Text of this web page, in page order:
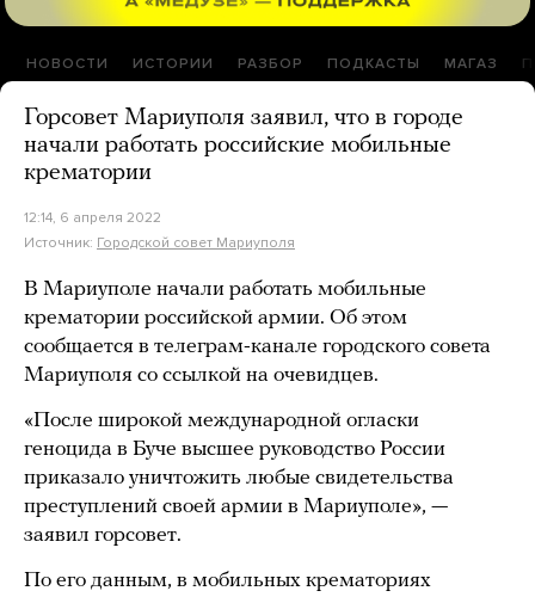
НОВОСТИ ИСТОРИИ РАЗБОР ПОДКАСТЫ МАГАЗ
Горсовет Мариуполя заявил, что в городе
начали работать российские мобильные
крематории
12:14, 6 апреля 2022
Источник: Городской совет Мариуполя
В Мариуполе начали работать мобильные
крематории российской армии. Об этом
сообщается в телеграм-канале городского совета
Мариуполя со ссылкой на очевидцев.
«После широкой международной огласки
геноцида в Буче высшее руководство России
приказало уничтожить любые свидетельства
преступлений своей армии в Мариуполе», —
заявил горсовет.
По его данным, в мобильных крематориях